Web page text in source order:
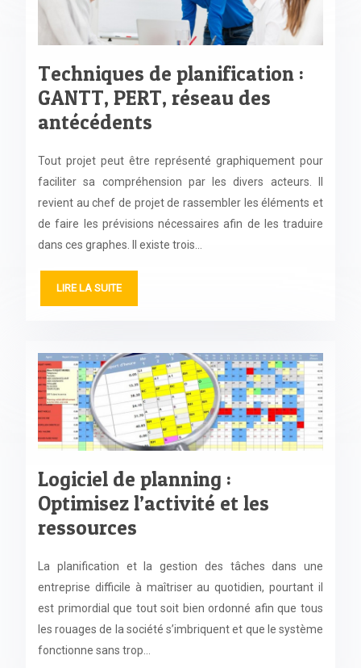
Techniques de planification :
GANTT, PERT, réseau des
antécédents
Tout projet peut être représenté graphiquement pour
faciliter sa compréhension par les divers acteurs. Il
revient au chef de projet de rassembler les éléments et
de faire les prévisions nécessaires afin de les traduire
dans ces graphes. Il existe trois…
LIRE LA SUITE
Logiciel de planning :
Optimisez l’activité et les
ressources
La planification et la gestion des tâches dans une
entreprise difficile à maîtriser au quotidien, pourtant il
est primordial que tout soit bien ordonné afin que tous
les rouages de la société s’imbriquent et que le système
fonctionne sans trop…